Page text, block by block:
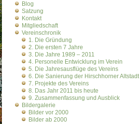
Blog
Satzung
Kontakt
Mitgliedschaft
Vereinschronik
1. Die Gründung
2. Die ersten 7 Jahre
3. Die Jahre 1989 – 2011
4. Personelle Entwicklung im Verein
5. Die Jahresausflüge des Vereins
6. Die Sanierung der Hirschhorner Altstadt
7. Projekte des Vereins
8. Das Jahr 2011 bis heute
9. Zusammenfassung und Ausblick
Bildergalerie
Bilder vor 2000
Bilder ab 2000